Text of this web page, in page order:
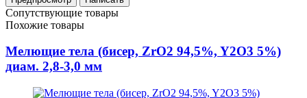
Сопутствующие товары
Похожие товары
Мелющие тела (бисер, ZrO2 94,5%, Y2O3 5%)
диам. 2,8-3,0 мм